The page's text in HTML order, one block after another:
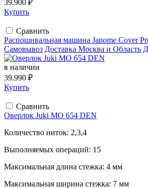
39.900 ₽
Купить
Сравнить
Распошивальная машина Janome Cover
Самовывоз Доставка Москва и Область
в наличии
39.990 ₽
Купить
Сравнить
Оверлок Juki MO 654 DEN
Количество ниток: 2,3,4
Выполняемых операций: 15
Максимальная длина стежка: 4 мм
Максимальная ширина стежка: 7 мм